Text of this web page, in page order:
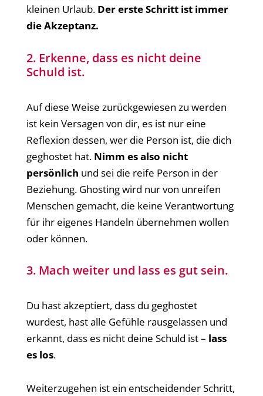
kleinen Urlaub. Der erste Schritt ist immer
die Akzeptanz.
2. Erkenne, dass es nicht deine
Schuld ist.
Auf diese Weise zurückgewiesen zu werden
ist kein Versagen von dir, es ist nur eine
Reflexion dessen, wer die Person ist, die dich
geghostet hat. Nimm es also nicht
persönlich und sei die reife Person in der
Beziehung. Ghosting wird nur von unreifen
Menschen gemacht, die keine Verantwortung
für ihr eigenes Handeln übernehmen wollen
oder können.
3. Mach weiter und lass es gut sein.
Du hast akzeptiert, dass du geghostet
wurdest, hast alle Gefühle rausgelassen und
erkannt, dass es nicht deine Schuld ist – lass
es los.
Weiterzugehen ist ein entscheidender Schritt,